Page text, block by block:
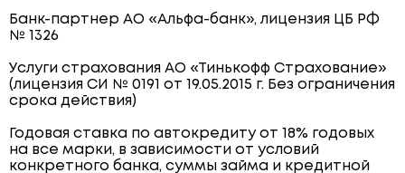
Банк-партнер АО «Альфа-банк», лицензия ЦБ РФ
№ 1326
Услуги страхования АО «Тинькофф Страхование»
(лицензия СИ № 0191 от 19.05.2015 г. Без ограничения
срока действия)
Годовая ставка по автокредиту от 18% годовых
на все марки, в зависимости от условий
конкретного банка, суммы займа и кредитной